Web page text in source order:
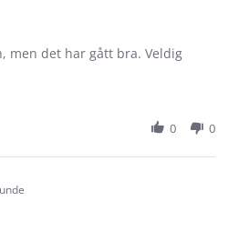
men det har gått bra. Veldig
0 0